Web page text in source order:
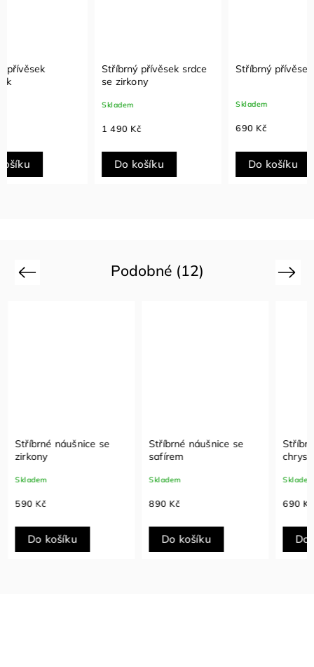
Stříbrný přívěsek srdce
Stříbrný přívěsek kytka
Stříbrný
Podobné (12)
Previous
Stříbrné náušnice se
safírem
Skladem
890 Kč
Do košíku
Stříbrné náušnice s
chrysolitem
Skladem
690 Kč
Do košíku
bílým
690
Next